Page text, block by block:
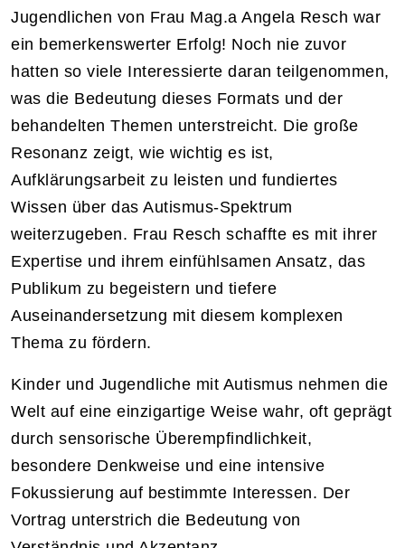
Jugendlichen von Frau Mag.a Angela Resch war
ein bemerkenswerter Erfolg! Noch nie zuvor
hatten so viele Interessierte daran teilgenommen,
was die Bedeutung dieses Formats und der
behandelten Themen unterstreicht. Die große
Resonanz zeigt, wie wichtig es ist,
Aufklärungsarbeit zu leisten und fundiertes
Wissen über das Autismus-Spektrum
weiterzugeben. Frau Resch schaffte es mit ihrer
Expertise und ihrem einfühlsamen Ansatz, das
Publikum zu begeistern und tiefere
Auseinandersetzung mit diesem komplexen
Thema zu fördern.
Kinder und Jugendliche mit Autismus nehmen die
Welt auf eine einzigartige Weise wahr, oft geprägt
durch sensorische Überempfindlichkeit,
besondere Denkweise und eine intensive
Fokussierung auf bestimmte Interessen. Der
Vortrag unterstrich die Bedeutung von